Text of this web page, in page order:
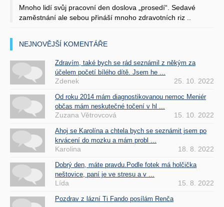
Mnoho lidí svůj pracovní den doslova „prosedí“. Sedavé
zaměstnání ale sebou přináší mnoho zdravotních riz ..
NEJNOVĚJŠÍ KOMENTÁŘE
Zdravím, také bych se rád seznámil z někým za
účelem početí bílého dítě. Jsem he ...
Zdenek 25. 10. 2022
Od roku 2014 mám diagnostikovanou nemoc Meniér
občas mám neskutečné točení v hl ...
Zuzana Větrovcová 15. 10. 2022
Ahoj se Karolína a chtela bych se seznámit jsem po
krvácení do mozku a mám probl ...
Karolina 18. 8. 2022
Dobrý den, máte pravdu.Podle fotek má holčička
neštovice, paní je ve stresu a v ...
Lída 15. 8. 2022
Pozdrav z lázní Ti Fando posílám Renča